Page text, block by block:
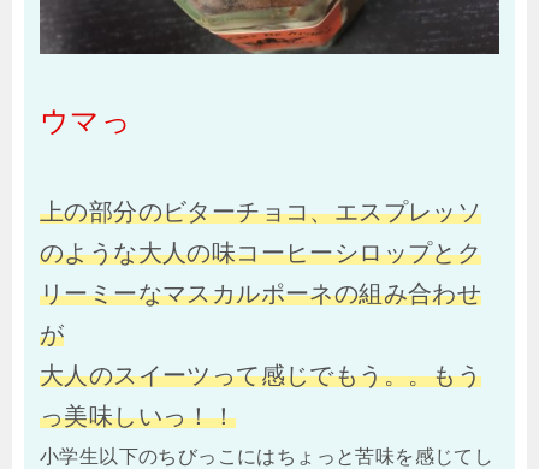
ウマっ
上の部分のビターチョコ、エスプレッソ
のような大人の味コーヒーシロップとク
リーミーなマスカルポーネの組み合わせ
が
大人のスイーツって感じでもう。。もう
っ美味しいっ！！
小学生以下のちびっこにはちょっと苦味を感じてし